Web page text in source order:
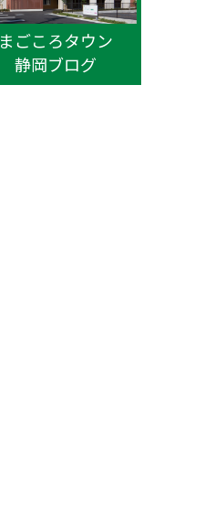
まごころタウン
静岡ブログ